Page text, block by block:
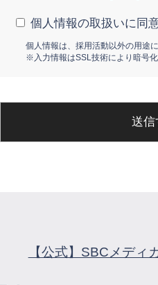
個人情報の取扱いに同
個人情報は、採用活動以外の用途
※入力情報はSSL技術により暗号化
送信
【公式】SBCメディ